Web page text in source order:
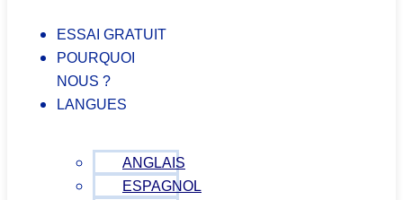
ESSAI GRATUIT
POURQUOI
NOUS ?
LANGUES
ANGLAIS
ESPAGNOL